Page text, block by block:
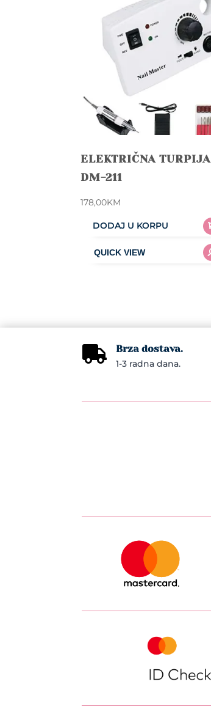
ELEKTRIČNA TURPIJA
DM-211
178,00KM
DODAJ U KORPU
 Brza dostava.
1-3 radna dana.